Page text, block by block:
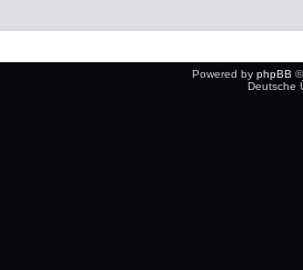
Powered by phpBB
Deutsche